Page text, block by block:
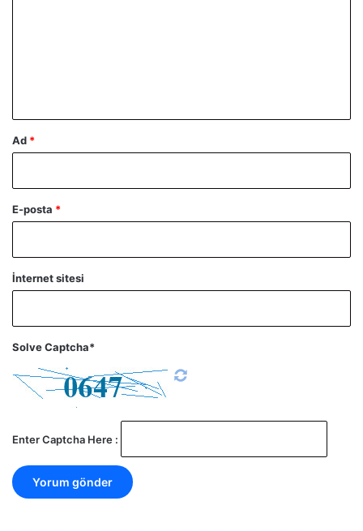
Ad *
E-posta *
İnternet sitesi
Solve Captcha*
Enter Captcha Here :